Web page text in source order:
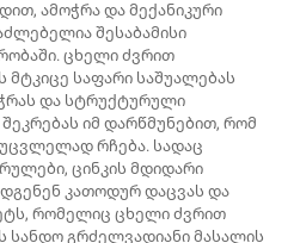
ამოჭრა და მექანიკური
შესაბამისი
ცხელი ძვრით
საფარი საშუალებას
და სტრუქტურული
იმ დარწმუნებით, რომ
რჩება. სადაც
ცინკის მდიდარი
კათოდურ დაცვას და
რომელიც ცხელი ძვრით
გრძელვადიანი მასალის